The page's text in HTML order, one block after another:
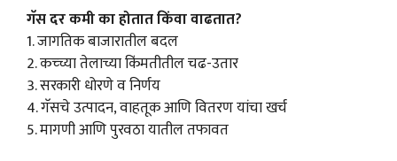
गॅस दर कमी का होतात किंवा वाढतात?
1. जागतिक बाजारातील बदल
2. कच्च्या तेलाच्या किंमतीतील चढ-उतार
3. सरकारी धोरणे व निर्णय
4. गॅसचे उत्पादन, वाहतूक आणि वितरण यांचा खर्च
5. मागणी आणि पुरवठा यातील तफावत